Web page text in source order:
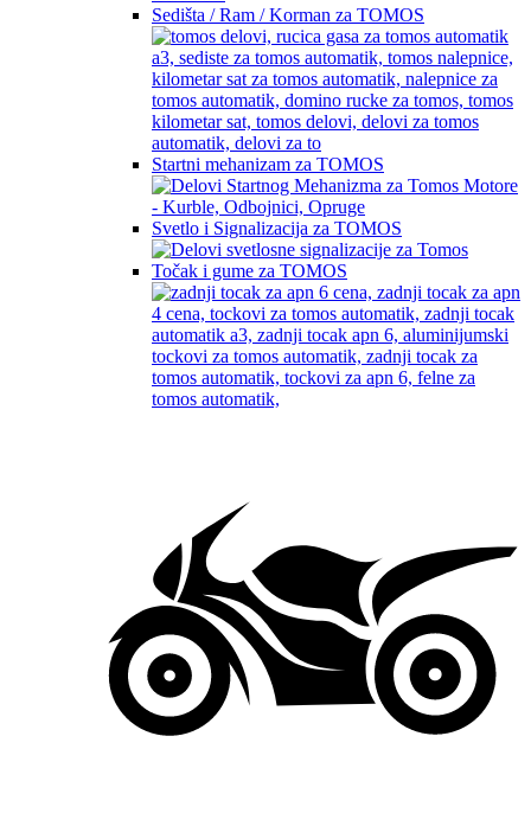
Sedišta / Ram / Korman za TOMOS
Startni mehanizam za TOMOS
Svetlo i Signalizacija za TOMOS
Točak i gume za TOMOS